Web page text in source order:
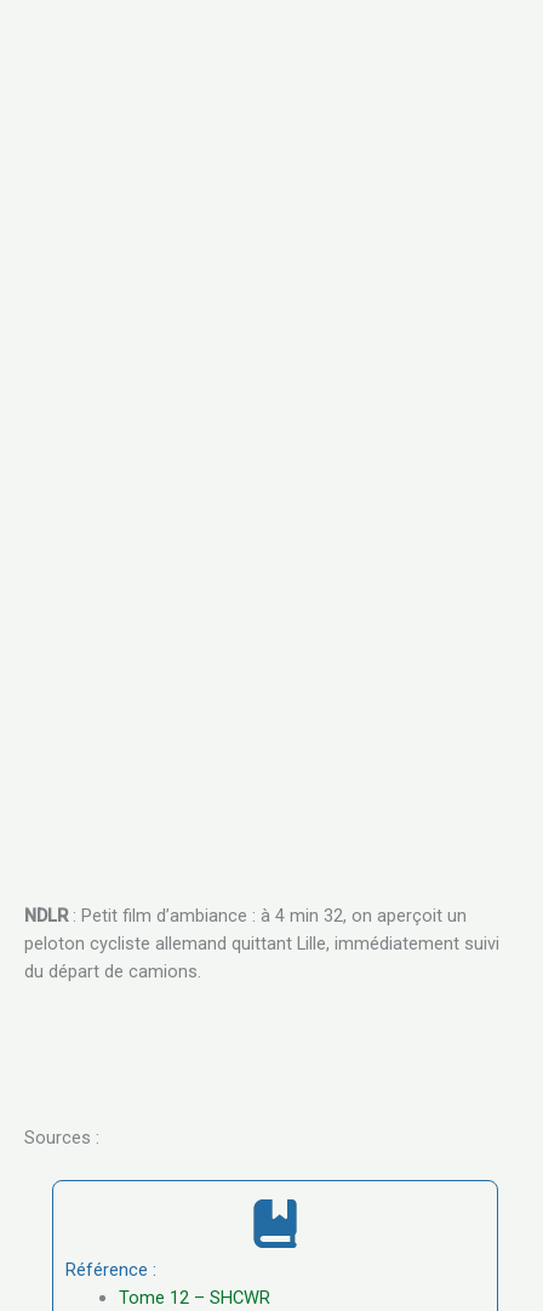
NDLR: Petit film d’ambiance : à 4 min 32, on aperçoit un
peloton cycliste allemand quittant Lille, immédiatement suivi
du départ de camions.
Sources :
Référence :
Tome 12 – SHCWR